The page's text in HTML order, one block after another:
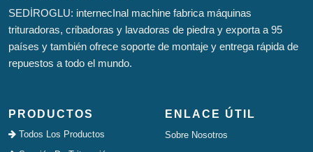
SEDİROGLU: internecInal machine fabrica máquinas
trituradoras, cribadoras y lavadoras de piedra y exporta a 95
países y también ofrece soporte de montaje y entrega rápida de
repuestos a todo el mundo.
PRODUCTOS
Todos Los Productos
ENLACE ÚTIL
Sobre Nosotros